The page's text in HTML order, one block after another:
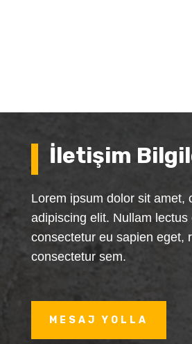
İletişim
Lorem ipsum dolor sit amet,
adipiscing elit. Nullam lectus
consectetur eu sapien eget,
consectetur sem.
MESAJ YOLLA